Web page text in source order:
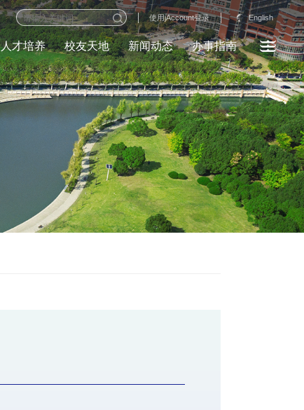
使用jAccount登录 English
人才培养 校友天地 新闻动态 办事指南